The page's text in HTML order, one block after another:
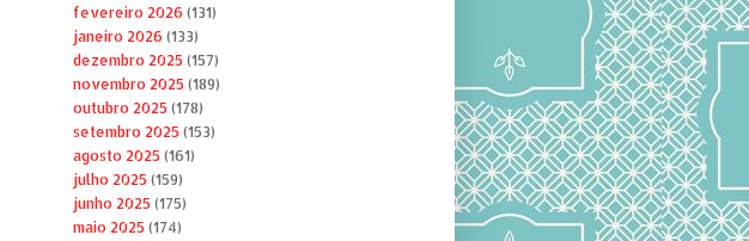
fevereiro 2026 (131)
janeiro 2026 (133)
dezembro 2025 (157)
novembro 2025 (189)
outubro 2025 (178)
setembro 2025 (153)
agosto 2025 (161)
julho 2025 (159)
junho 2025 (175)
maio 2025 (174)